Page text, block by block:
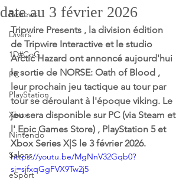
Reviews
Divers
1D#CoG
PC
PlayStation
Xbox
Nintendo
Salons
eSport
date au 3 février 2026
Tripwire Presents , la division édition
de Tripwire Interactive et le studio
Arctic Hazard ont annoncé aujourd'hui
la sortie de NORSE: Oath of Blood ,
leur prochain jeu tactique au tour par
tour se déroulant à l'époque viking. Le
jeu sera disponible sur PC (via Steam et
l' Epic Games Store) , PlayStation 5 et
Xbox Series X|S le 3 février 2026.
https://youtu.be/MgNnV32Gqb0?
si=sjfxqGgFVX9Tw2j5